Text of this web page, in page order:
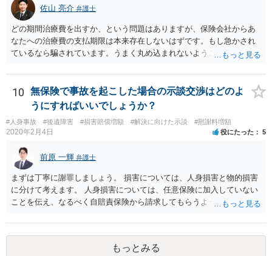
可能な弁護士に個別に問い合わせ、上記の方法等を参考に進め方を相
談してみるのが望ましいかもしれません。
佐山 亮介 弁護士
どの期間治療費を出すか、という問題はありますが、保険会社からあ
なたへの治療費の支払期限は本来存在しないはずです。もし急かされ
ているなら騙されています。うまく丸め込まれないようご注意下さ
せんが、受診したならば提出すべきです。
10
無保険で事故を起こした場合の示談交渉はどのよ
うにすればいいでしょうか？
#人身事故 #後遺障害 #損害賠償増額 #解決に向けた示談 #慰謝料増額
2020年2月4日 役にたった 5
前原 一輝 弁護士
まずは丁寧に謝罪しましょう。 損害については、人身損害と物的損害
に分けて考えます。 人身損害については、任意保険に加入していない
ことを伝え、なるべく自賠責保険から請求してもらうようお願いして
願いしてください。 物的損害については、請求の根拠を精査する必要
があり、写真や見積書を送ってもらい、請求金額が正当化をちゃんと
チェックする必要があります。 相談者様の資力がどれだけあるのかは
もっとみる